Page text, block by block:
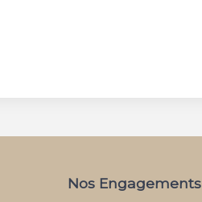
Nos Engagements